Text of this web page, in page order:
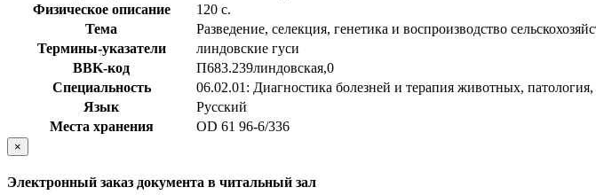
Физическое описание
120 с.
Тема
Разведение, селекция, генетика и воспроизводство
Термины-указатели
линдовские гуси
BBK-код
П683.239линдовская,0
Специальность
06.02.01: Диагностика болезней и терапия животных,
Язык
Русский
Места хранения
OD 61 96-6/336
×
Электронный заказ документа в читальный зал